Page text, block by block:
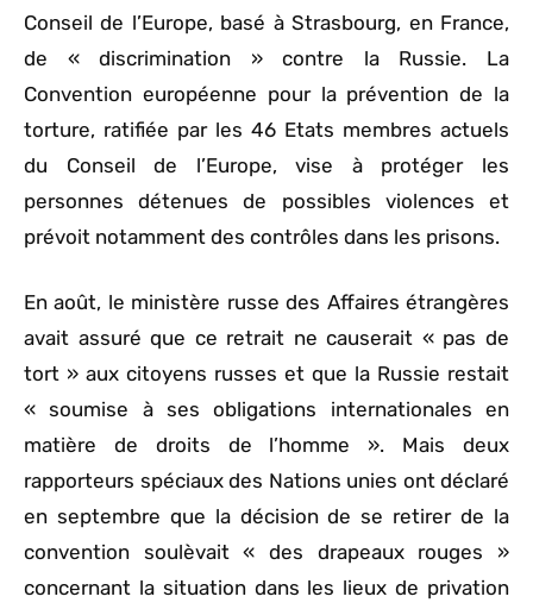
Conseil de l’Europe, basé à Strasbourg, en France,
de « discrimination » contre la Russie. La
Convention européenne pour la prévention de la
torture, ratifiée par les 46 Etats membres actuels
du Conseil de l’Europe, vise à protéger les
personnes détenues de possibles violences et
prévoit notamment des contrôles dans les prisons.
En août, le ministère russe des Affaires étrangères
avait assuré que ce retrait ne causerait « pas de
tort » aux citoyens russes et que la Russie restait
« soumise à ses obligations internationales en
matière de droits de l’homme ». Mais deux
rapporteurs spéciaux des Nations unies ont déclaré
en septembre que la décision de se retirer de la
convention soulèvait « des drapeaux rouges »
concernant la situation dans les lieux de privation